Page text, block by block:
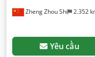
Zheng Zhou Shi 2.352
Yêu cầu